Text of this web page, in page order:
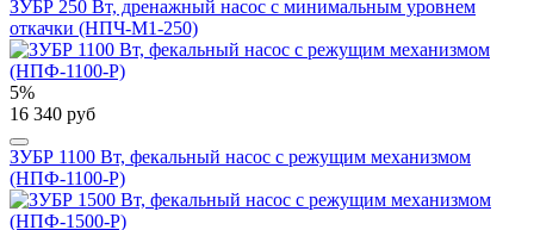
ЗУБР 250 Вт, дренажный насос с минимальным уровнем
откачки (НПЧ-М1-250)
5%
16 340 руб
ЗУБР 1100 Вт, фекальный насос с режущим механизмом
(НПФ-1100-Р)